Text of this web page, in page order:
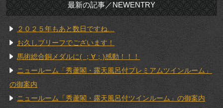
最新の記事／NEWENTRY
２０２５年もあと数日ですね…
お久しブリーフでございます！
馬術総合銅メダルに( ；∀；)感動！！！
ニュールーム「秀蘆閣・露天風呂付プレミアムツインルーム」
の御案内
ニュールーム「秀蘆閣・露天風呂付ツインルーム」の御案内